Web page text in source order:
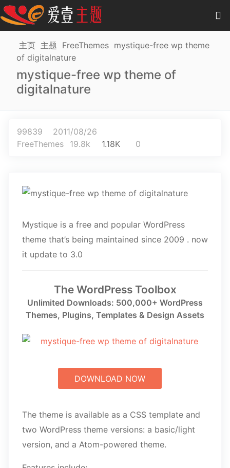
0项目-0.00 元
插件
商城
主页 主题 FreeThemes mystique-free wp theme
of digitalnature
mystique-free wp theme of
digitalnature
99839
2011/08/26
FreeThemes
19.8k 1.18K 0
Mystique is a free and popular WordPress
theme that’s being maintained since 2009 . now
it update to 3.0
The WordPress Toolbox
Unlimited Downloads: 500,000+ WordPress
Themes, Plugins, Templates & Design Assets
DOWNLOAD NOW
The theme is available as a CSS template and
two WordPress theme versions: a basic/light
version, and a Atom-powered theme.